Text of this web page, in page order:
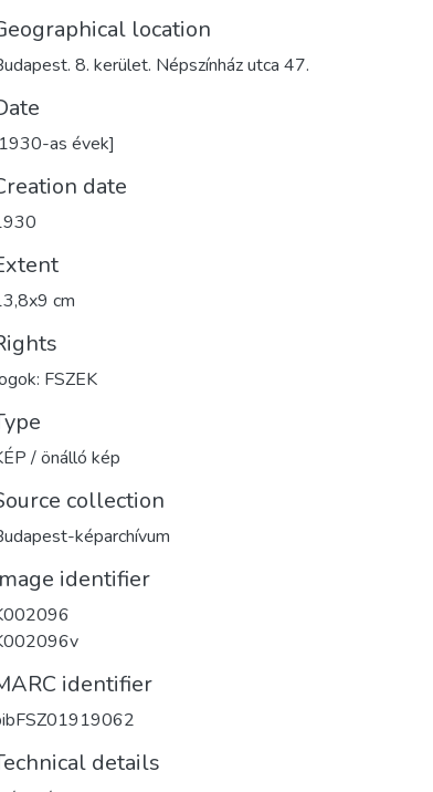
location
8. kerület. Népszínház utca 47.
as évek]
date
cm
FSZEK
/ önálló kép
collection
képarchívum
identifier
identifier
details